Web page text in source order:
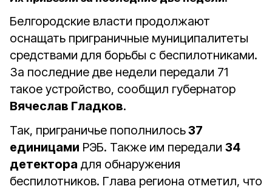
Белгородские власти продолжают
оснащать приграничные муниципалитеты
средствами для борьбы с беспилотниками.
За последние две недели передали 71
такое устройство, сообщил губернатор
Вячеслав Гладков.
Так, приграничье пополнилось37
единицами РЭБ. Также им передали 34
детектора для обнаружения
беспилотников. Глава региона отметил, что